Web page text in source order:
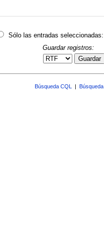
Sólo las entradas seleccionadas:
Guardar registros:
Guardar
Búsqueda CQL